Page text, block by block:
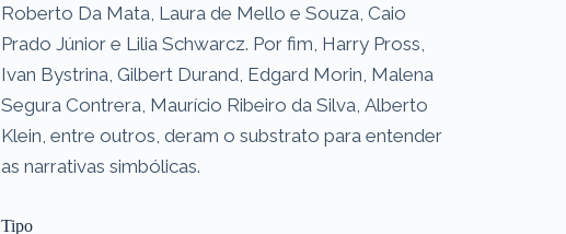
Roberto Da Mata, Laura de Mello e Souza, Caio
Prado Júnior e Lilia Schwarcz. Por fim, Harry Pross,
Ivan Bystrina, Gilbert Durand, Edgard Morin, Malena
Segura Contrera, Maurício Ribeiro da Silva, Alberto
Klein, entre outros, deram o substrato para entender
as narrativas simbólicas.
Tipo